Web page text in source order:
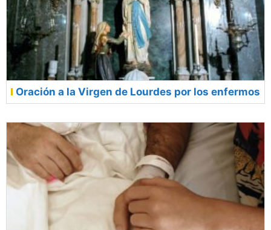
Oración a la Virgen de Lourdes por los enfermos